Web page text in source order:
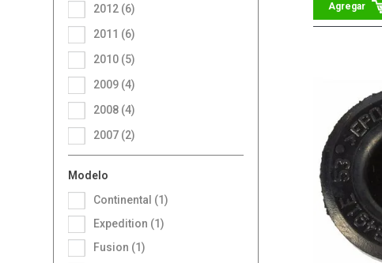
Modelo
Continental (1)
Expedition (1)
Fusion (1)
2007 (2)
2008 (4)
2009 (4)
2010 (5)
2011 (6)
2012 (6)